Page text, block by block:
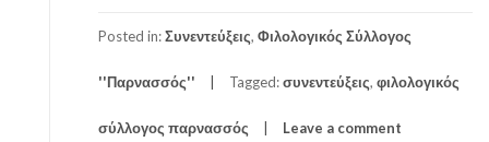
Posted in:Συνεντεύξεις, Φιλολογικός Σύλλογος
''Παρνασσός'' Tagged:συνεντεύξεις, φιλολογικός
σύλλογος παρνασσός Leave a comment